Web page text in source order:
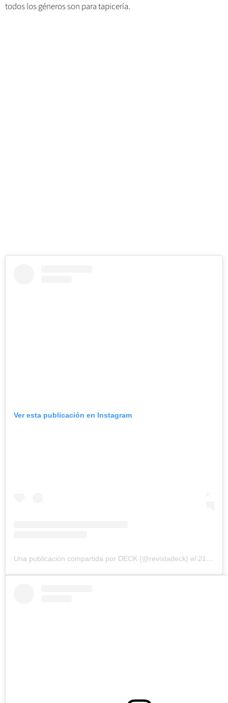
todos los géneros son para tapicería.
Ver esta publicación en Instagram
Una publicación compartida por DECK (@revistadeck) el 21 de Feb de 2019 a las 11:56 PST